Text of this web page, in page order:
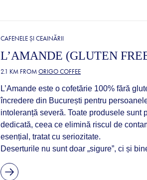
CAFENELE ȘI CEAINĂRII
L’AMANDE (GLUTEN
2.1 KM FROMORIGO COFFEE
L’Amande este o cofetărie 100% fără
încredere din București pentru
intoleranță severă. Toate produsele sunt
dedicată, ceea ce elimină riscul de
esențial, tratat cu seriozitate.
Deserturile nu sunt doar „sigure”, ci și